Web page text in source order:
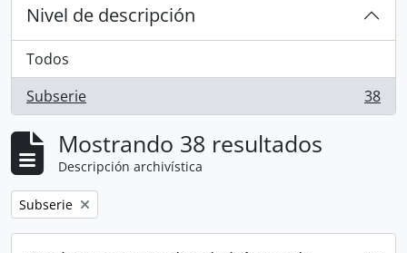
Nivel de descripción
Todos
Subserie
, 38 resultados 38
Mostrando 38 resultados
Descripción archivística
Remove filter:
Subserie